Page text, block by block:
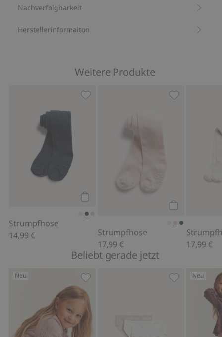
Nachverfolgbarkeit
Herstellerinformaiton
Weitere Produkte
Strumpfhose
14,99 €
Strumpfhose
17,99 €
17,99 €
Beliebt gerade jetzt
Neu
Gestrickte Strickjacke mit Stickerei,
3er-Pack
Neu